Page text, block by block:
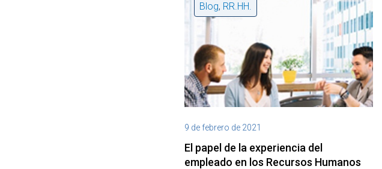
Blog, RR.HH.
9 de febrero de 2021
El papel de la experiencia del
empleado en los Recursos Humanos